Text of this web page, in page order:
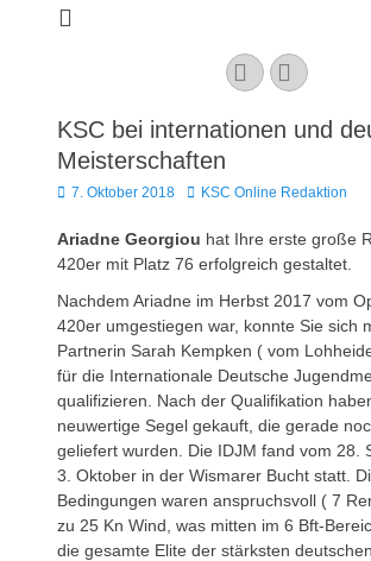
YouTubeInstagram
KSC bei internationen und
Meisterschaften
Veröffentlicht
7. Oktober 2018 AutorKSC Online Redaktion
Ariadne Georgiou hat Ihre erste große
420er mit Platz 76 erfolgreich gestaltet.
Nachdem Ariadne im Herbst 2017 vom
420er umgestiegen war, konnte Sie sich
Partnerin Sarah Kempken ( vom
für die Internationale Deutsche
qualifizieren. Nach der Qualifikation
neuwertige Segel gekauft, die gerade
geliefert wurden. Die IDJM fand vom 28.
3. Oktober in der Wismarer Bucht statt.
Bedingungen waren anspruchsvoll ( 7
zu 25 Kn Wind, was mitten im 6 Bft-
die gesamte Elite der stärksten